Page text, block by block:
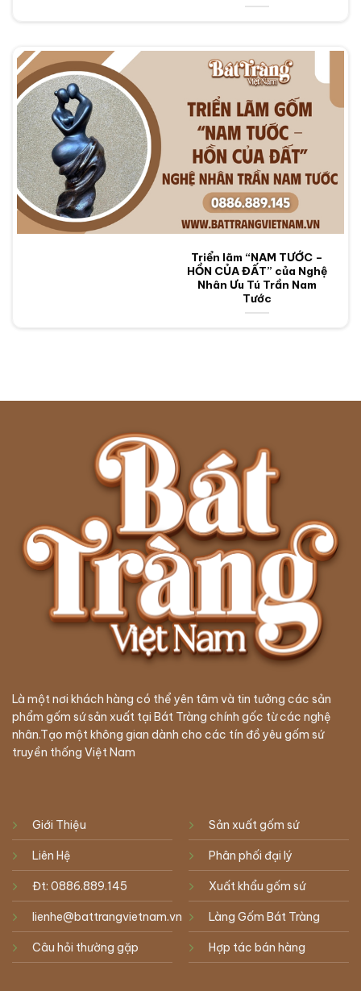
Triển lãm “NAM TƯỚC –
HỒN CỦA ĐẤT” của Nghệ
Nhân Ưu Tú Trần Nam
Tước
Là một nơi khách hàng có thể yên tâm và tin tưởng các sản
phẩm gốm sứ sản xuất tại Bát Tràng chính gốc từ các nghệ
nhân.Tạo một không gian dành cho các tín đồ yêu gốm sứ
truyền thống Việt Nam
Giới Thiệu
Liên Hệ
Đt: 0886.889.145
lienhe@battrangvietnam.vn
Câu hỏi thường gặp
Sản xuất gốm sứ
Phân phối đại lý
Xuất khẩu gốm sứ
Làng Gốm Bát Tràng
Hợp tác bán hàng